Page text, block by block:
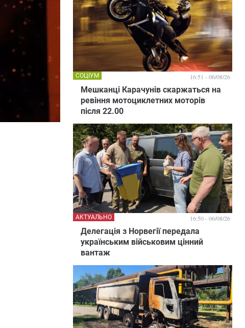
Мешканці Карачунів скаржаться на
ревіння мотоциклетних моторів
після 22.00
СОЦІУМ 16:51 - 06/08/26
Делегація з Норвегії передала
українським військовим цінний
вантаж
АКТУАЛЬНО 16:50 - 06/08/26